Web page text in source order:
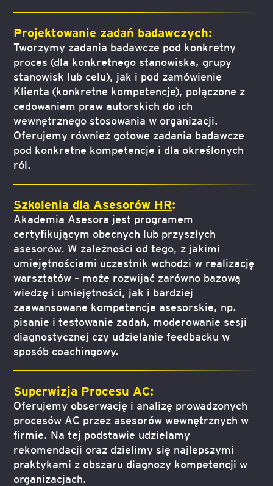
Projektowanie zadań badawczych:
Tworzymy zadania badawcze pod konkretny
proces (dla konkretnego stanowiska, grupy
stanowisk lub celu), jak i pod zamówienie
Klienta (konkretne kompetencje), połączone z
cedowaniem praw autorskich do ich
wewnętrznego stosowania w organizacji.
Oferujemy również gotowe zadania badawcze
pod konkretne kompetencje i dla określonych
ról.
Szkolenia dla Asesorów HR:
Akademia Asesora jest programem
certyfikującym obecnych lub przyszłych
asesorów. W zależności od tego, z jakimi
umiejętnościami uczestnik wchodzi w realizację
warsztatów – może rozwijać zarówno bazową
wiedzę i umiejętności, jak i bardziej
zaawansowane kompetencje asesorskie, np.
pisanie i testowanie zadań, moderowanie sesji
diagnostycznej czy udzielanie feedbacku w
sposób coachingowy.
Superwizja Procesu AC:
Oferujemy obserwację i analizę prowadzonych
procesów AC przez asesorów wewnętrznych w
firmie. Na tej podstawie udzielamy
rekomendacji oraz dzielimy się najlepszymi
praktykami z obszaru diagnozy kompetencji w
organizacjach.